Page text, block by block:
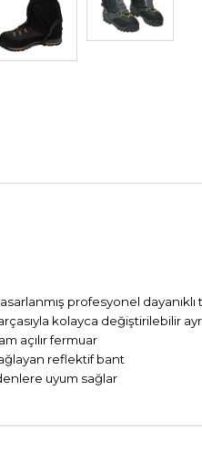
profesyonel dayanıklı
kolayca değiştirilebilir
açılır fermuar
reflektif bant
uyum sağlar